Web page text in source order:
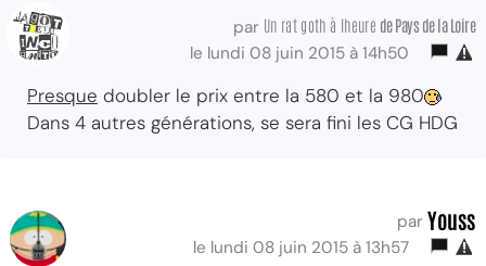
par Un rat goth à lheure de Pays de la Loire
le lundi 08 juin 2015 à 14h50
Presque doubler le prix entre la 580 et la 980
Dans 4 autres générations, se sera fini les CG HDG
par Youss
le lundi 08 juin 2015 à 13h57